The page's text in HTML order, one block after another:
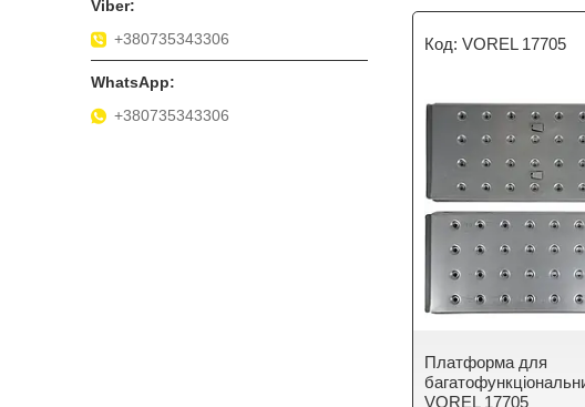
VOREL 17705
Платформа для
VOREL 17705
+380735343306
+380735343306